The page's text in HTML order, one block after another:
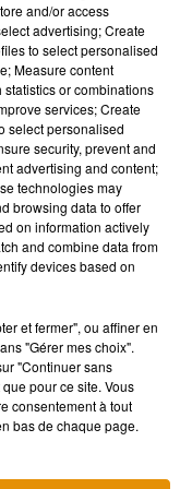
le remix de « Love
Minogue
dévoilent leur
and/or access
advertising; Create
to select personalised
Measure content
or combinations
services; Create
select personalised
security, prevent and
advertising and content;
technologies may
browsing data to offer
on information actively
and combine data from
devices based on
et fermer", ou affiner en
"Gérer mes choix".
"Continuer sans
pour ce site. Vous
consentement à tout
bas de chaque page.